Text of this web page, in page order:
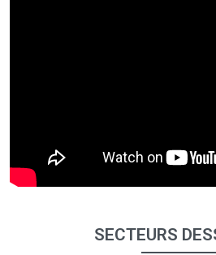
SECTEURS